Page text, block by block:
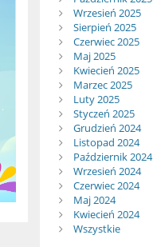
Wrzesień 2025
Sierpień 2025
Czerwiec 2025
Maj 2025
Kwiecień 2025
Marzec 2025
Luty 2025
Styczeń 2025
Grudzień 2024
Listopad 2024
Październik 2024
Wrzesień 2024
Czerwiec 2024
Maj 2024
Kwiecień 2024
Wszystkie